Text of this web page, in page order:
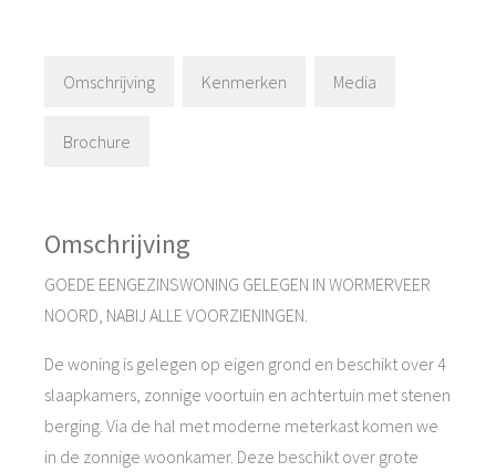
Omschrijving Kenmerken Media
Brochure
Omschrijving
GOEDE EENGEZINSWONING GELEGEN IN WORMERVEER
NOORD, NABIJ ALLE VOORZIENINGEN.
De woning is gelegen op eigen grond en beschikt over 4
slaapkamers, zonnige voortuin en achtertuin met stenen
berging. Via de hal met moderne meterkast komen we
in de zonnige woonkamer. Deze beschikt over grote